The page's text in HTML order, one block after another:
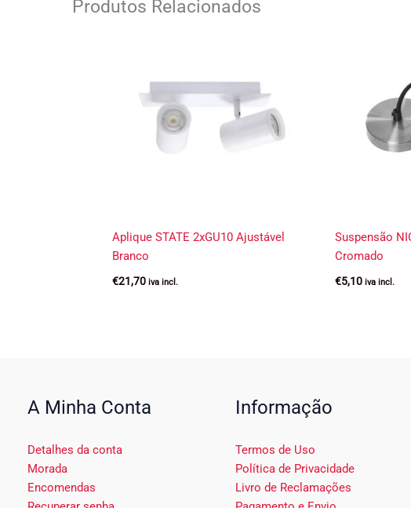
Produtos Relacionados
Aplique STATE 2xGU10 Ajustável
Branco
€21,70 iva incl.
Suspensão
Cromado
€5,10 iva incl.
A Minha Conta
Detalhes da conta
Morada
Encomendas
Informação
Termos de Uso
Política de Privacidade
Livro de Reclamações